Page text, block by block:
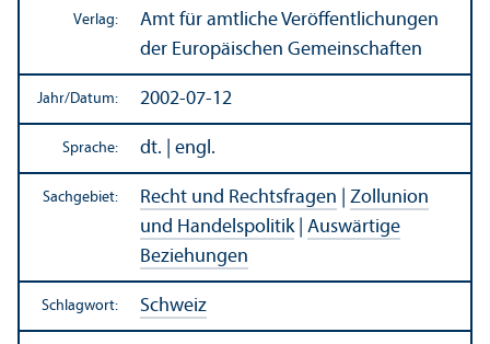
Verlag:
Amt für amtliche Veröffentlichungen
der Europäischen Gemeinschaften
Jahr/Datum: 2002-07-12
Sprache: dt. | engl.
Sachgebiet: Recht und Rechts­fragen
Zollunion
und Handels­politik| Auswärtige
Beziehungen
Schlagwort: Schweiz